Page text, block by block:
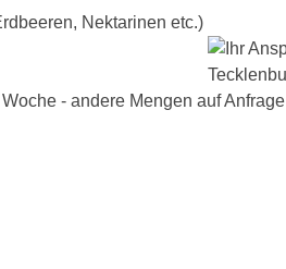
Nektarinen etc.)
- andere Mengen auf Anfrage